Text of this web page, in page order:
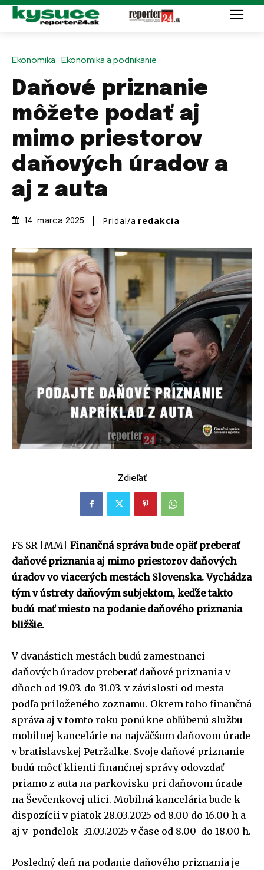
Ekonomika Ekonomika a podnikanie
Daňové priznanie
môžete podať aj
mimo priestorov
daňových úradov a
aj z auta
14. marca 2025 Pridal/a redakcia
Zdieľať
FS SR |MM| Finančná správa bude opäť preberať
daňové priznania aj mimo priestorov daňových
úradov vo viacerých mestách Slovenska. Vychádza
tým v ústrety daňovým subjektom, keďže takto
budú mať miesto na podanie daňového priznania
bližšie.
V dvanástich mestách budú zamestnanci
daňových úradov preberať daňové priznania v
dňoch od 19.03. do 31.03. v závislosti od mesta
podľa priloženého zoznamu. Okrem toho finančná
správa aj v tomto roku ponúkne obľúbenú službu
mobilnej kancelárie na najväčšom daňovom úrade
v bratislavskej Petržalke. Svoje daňové priznanie
budú môcť klienti finančnej správy odovzdať
priamo z auta na parkovisku pri daňovom úrade
na Ševčenkovej ulici. Mobilná kancelária bude k
dispozícii v piatok 28.03.2025 od 8.00 do 16.00 h a
aj v pondelok 31.03.2025 v čase od 8.00 do 18.00 h.
Posledný deň na podanie daňového priznania je